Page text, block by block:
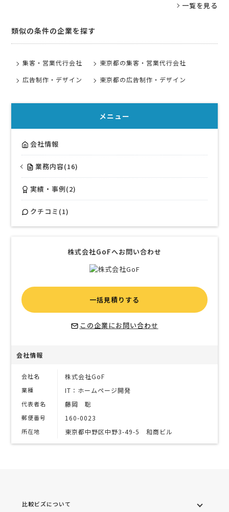
一覧を見る
類似の条件の企業を探す
集客・営業代行会社
東京都の集客・営業代行会社
広告制作・デザイン
東京都の広告制作・デザイン
メニュー
会社情報
業務内容(16)
実績・事例(2)
クチコミ(1)
株式会社GoFへお問い合わせ
一括見積りする
この企業にお問い合わせ
会社情報
会社名 株式会社GoF
業種 IT：ホームページ開発
代表者名 藤岡 聡
郵便番号 160-0023
所在地 東京都中野区中野3-49-5 和商ビル
比較ビズについて